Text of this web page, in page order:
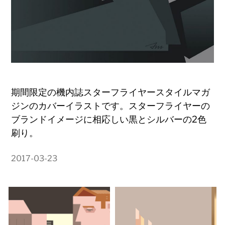
期間限定の機内誌スターフライヤースタイルマガ
ジンのカバーイラストです。スターフライヤーの
ブランドイメージに相応しい黒とシルバーの2色
刷り。
2017-03-23